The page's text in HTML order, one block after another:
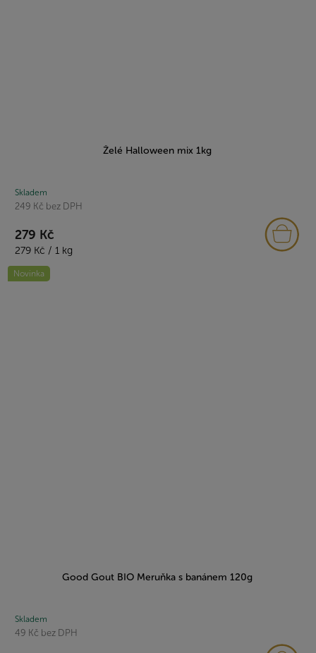
Želé Halloween mix 1kg
Skladem
249 Kč bez DPH
279 Kč
Měrná
cena:
279 Kč / 1 kg
Novinka
Good Gout BIO Meruňka s banánem 120g
Skladem
49 Kč bez DPH